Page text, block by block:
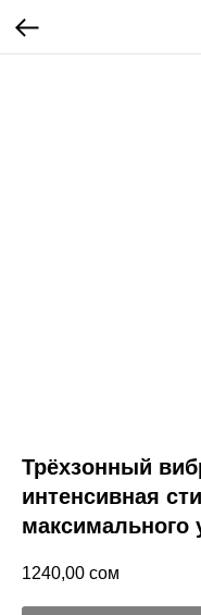
Трёхзонный
интенсивная
максимального
1240,00 сом